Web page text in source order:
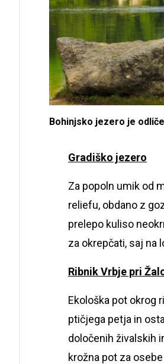
Bohinjsko jezero je
Gradiško jezero
Za popoln umik od
reliefu, obdano z
prelepo kuliso
za okrepčati, saj na
Ribnik Vrbje pri
Ekološka pot okrog
ptičjega petja in
določenih živalskih
krožna pot za